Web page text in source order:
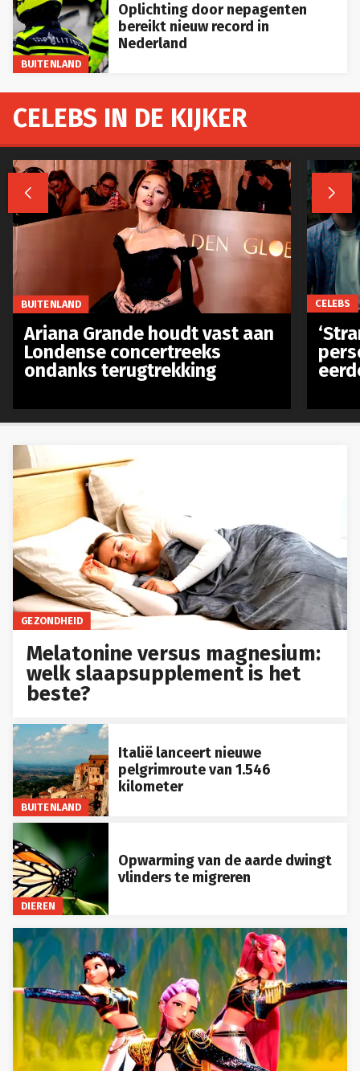
BUITENLAND
Oplichting door nepagenten
bereikt nieuw record in
Nederland
GEZONDHEID
Melatonine versus magnesium:
welk slaapsupplement is het
beste?
BUITENLAND
Italië lanceert nieuwe
pelgrimroute van 1.546
kilometer
DIEREN
Opwarming van de aarde dwingt
vlinders te migreren
CELEBS IN DE KIJKER
 
BUITENLAND
Ariana Grande houdt vast aan
Londense concertreeks
ondanks terugtrekking
CELEBS